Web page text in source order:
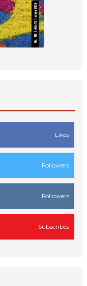
Likes
Followers
Followers
Subscribes